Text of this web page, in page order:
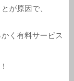
が原因で、
く有料サービス